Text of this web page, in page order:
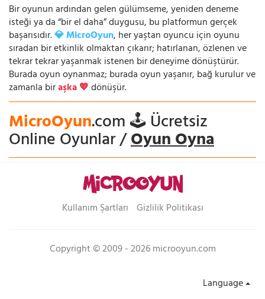
Bir oyunun ardından gelen gülümseme, yeniden deneme
isteği ya da “bir el daha” duygusu, bu platformun gerçek
başarısıdır.💎 MicroOyun, her yaştan oyuncu için oyunu
sıradan bir etkinlik olmaktan çıkarır; hatırlanan, özlenen ve
tekrar tekrar yaşanmak istenen bir deneyime dönüştürür.
Burada oyun oynanmaz; burada oyun yaşanır, bağ kurulur ve
zamanla biraşka 💖dönüşür.
MicroOyun.com 🕹️ Ücretsiz
Online Oyunlar /Oyun Oyna
Kullanım Şartları Gizlilik Politikası
Copyright © 2009 - 2026 microoyun.com
Language